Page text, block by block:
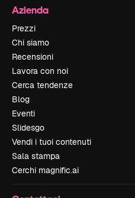
Azienda
Prezzi
Chi siamo
Recensioni
Lavora con noi
Cerca tendenze
Blog
Eventi
Slidesgo
Vendi i tuoi contenuti
Sala stampa
Cerchi magnific.ai